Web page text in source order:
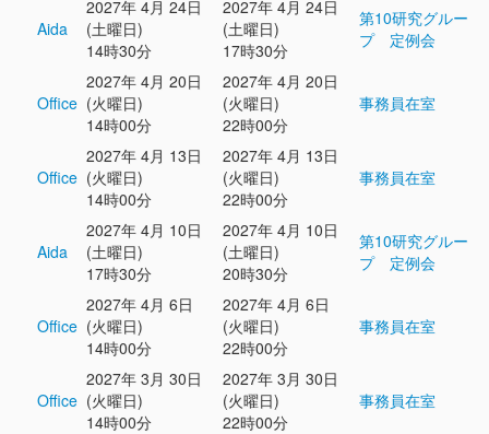
Aida
2027年 4月 24日
(土曜日)
14時30分
2027年 4月 24日
(土曜日)
17時30分
第10研究グルー
プ 定例会
Office
2027年 4月 20日
(火曜日)
14時00分
2027年 4月 20日
(火曜日)
22時00分
事務員在室
Office
2027年 4月 13日
(火曜日)
14時00分
2027年 4月 13日
(火曜日)
22時00分
事務員在室
Aida
2027年 4月 10日
(土曜日)
17時30分
2027年 4月 10日
(土曜日)
20時30分
第10研究グルー
プ 定例会
Office
2027年 4月 6日
(火曜日)
14時00分
2027年 4月 6日
(火曜日)
22時00分
事務員在室
Office
2027年 3月 30日
(火曜日)
14時00分
2027年 3月 30日
(火曜日)
22時00分
事務員在室